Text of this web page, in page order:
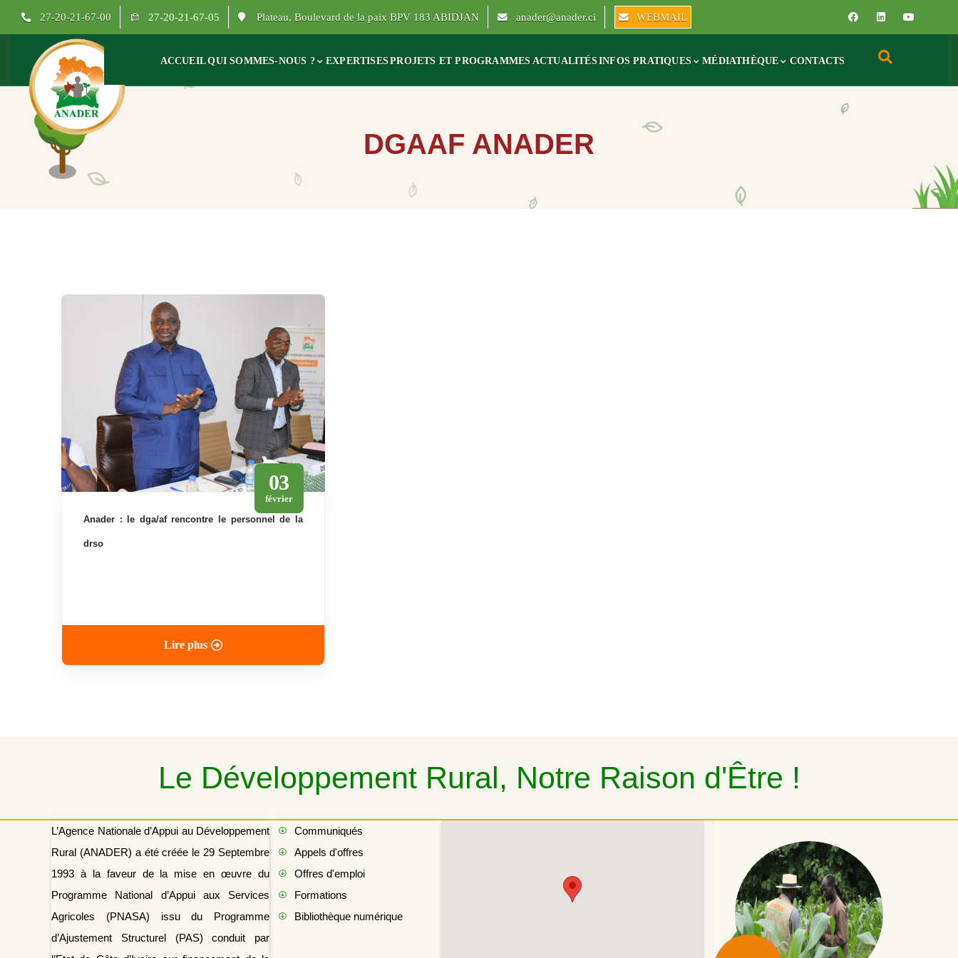
27-20-21-67-00 27-20-21-67-05 Plateau, Boulevard de la paix BPV 183 ABIDJAN anader@anader.ci WEBMAIL
ACCUEILQUI SOMMES-NOUS ? EXPERTISESPROJETS ET PROGRAMMES ACTUALITÉSINFOS PRATIQUES MÉDIATHÈQUE CONTACTS
DGAAF ANADER
03
février
anader : le dga/af rencontre le personnel de la
drso
Lire plus
Le Développement Rural, Notre Raison d'Être !
L’Agence Nationale d’Appui au Développement
Rural (ANADER) a été créée le 29 Septembre
1993 à la faveur de la mise en œuvre du
Programme National d’Appui aux Services
Agricoles (PNASA) issu du Programme
d’Ajustement Structurel (PAS) conduit par
Communiqués
Appels d'offres
Offres d'emploi
Formations
Bibliothèque numérique